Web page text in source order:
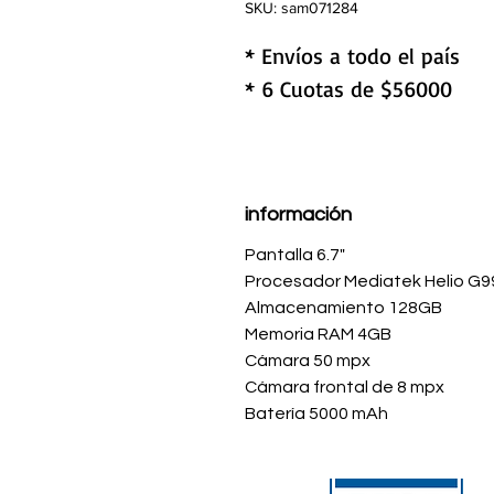
SKU: sam071284
* Envíos a todo el país
* 6 Cuotas de $56000
información
Pantalla 6.7"
Procesador Mediatek Helio
Almacenamiento 128GB
Memoria RAM 4GB
Cámara 50 mpx
Cámara frontal de 8 mpx
Batería 5000 mAh